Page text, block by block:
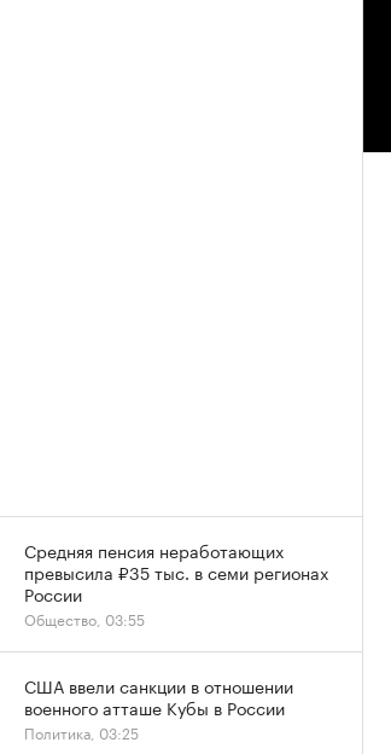
Средняя пенсия неработающих
превысила ₽35 тыс. в семи регионах
России
Общество, 03:55
США ввели санкции в отношении
военного атташе Кубы в России
Политика, 03:25